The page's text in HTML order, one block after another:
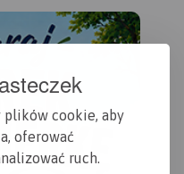
plików cookie, aby
oferować
ruch.